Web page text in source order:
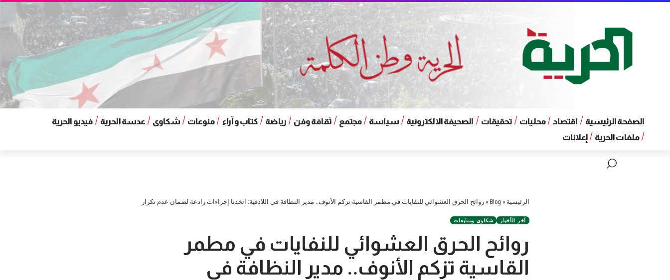
الصفحة الرئيسية اقتصاد محليات تحقيقات الصحيفة الالكترونية سياسة مجتمع ثقافة وفن رياضة كتاب و آراء منوعات شكاوى عدسة الحرية
فيديو الحرية
ملفات الحرية
إعلانات
الرئيسية »
Blog
»روائح الحرق العشوائي للنفايات في مطمر القاسية تزكم الأنوف.. مدير النظافة في اللاذقية: اتخذنا إجراءات رادعة لضمان عدم تكرار التجاوزات
آخر الأخبار شكاوى ومتابعات
روائح الحرق العشوائي للنفايات في مطمر
القاسية تزكم الأنوف.. مدير النظافة في